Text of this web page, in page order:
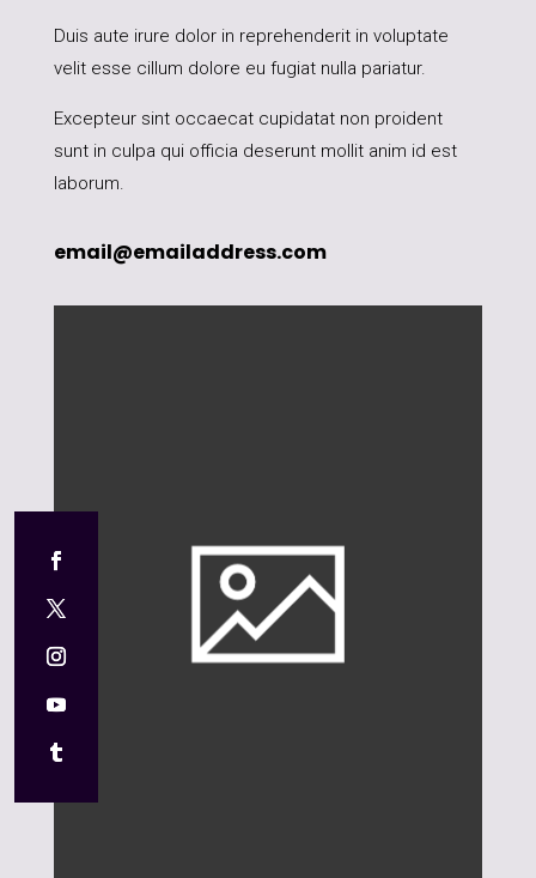
Duis aute irure dolor in reprehenderit in voluptate
velit esse cillum dolore eu fugiat nulla pariatur.
Excepteur sint occaecat cupidatat non proident
sunt in culpa qui officia deserunt mollit anim id est
laborum.
email@emailaddress.com